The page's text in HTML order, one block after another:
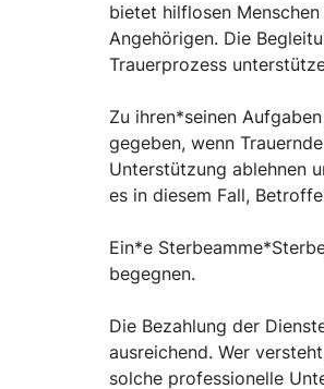
bietet hilflosen
Angehörigen. Die
Trauerprozess
Zu ihren*seinen
gegeben, wenn
Unterstützung ablehnen
es in diesem Fall,
Ein*e
begegnen.
Die Bezahlung der
ausreichend. Wer
solche professionelle